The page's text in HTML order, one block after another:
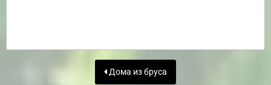
Дома из бруса